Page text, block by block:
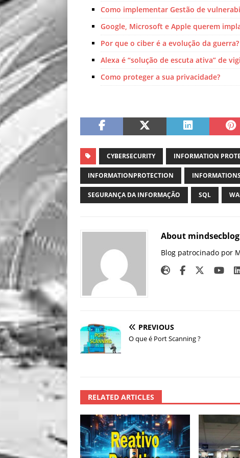
Como implementar Gestão de
Google, Microsoft e Apple querem
Por que o ciber é a evolução da guerra?
Alexa é “solução de escuta ativa” de
Como proteger a sua privacidade?
CYBERSECURITY INFORMATION
INFORMATIONPROTECTION
SEGURANÇA DA INFORMAÇÃO SQL
About mindsecblog
Blog patrocinado por
PREVIOUS
O que é Port Scanning ?
RELATED ARTICLES